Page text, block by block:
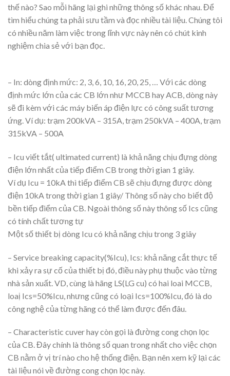
thế nào? Sao mỗi hãng lại ghi những thông số khác nhau. Để
tìm hiểu chúng ta phải sưu tầm và đọc nhiều tài liệu. Chúng tôi
có nhiều năm làm việc trong lĩnh vực này nên có chút kinh
nghiệm chia sẻ với bạn đọc.
– In: dòng định mức: 2, 3, 6, 10, 16, 20, 25, … Với các dòng
định mức lớn của các CB lớn như MCCB hay ACB, dòng này
sẽ đi kèm với các máy biến áp điện lực có công suất tương
ứng. Ví dụ: trạm 200kVA – 315A, trạm 250kVA – 400A, trạm
315kVA – 500A
– Icu viết tắt( ultimated current) là khả năng chịu đựng dòng
điện lớn nhất của tiếp điểm CB trong thời gian 1 giây.
Ví dụ Icu = 10kA thì tiếp điểm CB sẽ chịu đựng được dòng
điện 10kA trong thời gian 1 giây/ Thông số này cho biết độ
bền tiếp điểm của CB. Ngoài thông số này thông số Ics cũng
có tính chất tương tự
Một số thiết bị dòng Icu có khả năng chịu trong 3 giây
– Service breaking capacity(%Icu), Ics: khả năng cắt thực tế
khi xảy ra sự cố của thiết bị đó, điều này phụ thuộc vào từng
nhà sản xuất. VD, cùng là hãng LS(LG cu) có hai loai MCCB,
loaị Ics=50%Icu, nhưng cũng có loại Ics=100%Icu, đó là do
công nghệ của từng hãng có thể làm được đến đâu.
– Characteristic cuver hay còn gọi là đường cong chọn lọc
của CB. Đây chính là thông số quan trong nhất cho việc chọn
CB nằm ở vị trí nào cho hệ thống điện. Bạn nên xem kỹ lại các
tài liệu nói về đường cong chọn lọc này.